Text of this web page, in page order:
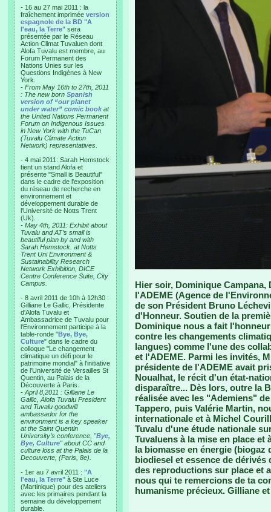
- 16 au 27 mai 2011 : la
fraîchement imprimée version
espagnole de la BD "A
l'eau, la Terre" sera
présentée par le Réseau
Action Climat Tuvaluen dont
Alofa Tuvalu est membre, au
Forum Permanent des
Nations Unies sur les
Questions Indigènes à New
York.
- From May 16th to 27th, 2011
: The new born Spanish
version of “our planet
under water” comic book at
the United Nations Permanent
Forum on Indigenous Issues
in New York with the TuCan
(Tuvalu Climate Action
Network) representatives.
- 4 mai 2011: Sarah Hemstock
tient un stand Alofa et
présente "Small is Beautiful"
dans le cadre de l'exposition
du réseau de recherche en
environnement et
développement durable de
l'Université de Notts Trent
(Uk).
- May 4th, 2011: Exhibit about
Tuvalu and AT’s small is
beautiful plan by and with
Sarah Hemstock. at Notts
Trent Uni Environment &
Sustainability Research
Network Exhibition, DICE
Centre Conference Suite, City
Campus.
- 8 avril 2011 de 10h à 12h30 :
Gilliane Le Gallic, Présidente
d'Alofa Tuvalu et
Ambassadrice de Tuvalu pour
l'Environnement participe à la
table-ronde "Bye, Bye,
Culture" dans le cadre du
colloque "Le changement
climatique un défi pour le
patrimoine mondial" à l'initiative
de l'Université de Versailles St
Quentin, au Palais de la
Découverte à Paris.
- April 8,2011 : Gilliane Le
Gallic, Alofa Tuvalu President
and Tuvalu goodwill
ambassador for the
environment is a key speaker
at the Saint Quentin
University’s conference, "Bye,
Bye, Culture" about CC and
culture loss at the Palais de la
Decouverte, (Paris, 8e).
- 1er au 7 avril 2011 : "A
l'eau, la Terre" à Ste Luce
(Martinique) pour des ateliers
avec les primaires pendant la
semaine du développement
durable.
Hier soir, Dominique
l'ADEME (Agence de
de son Président Bruno
d'Honneur. Soutien de la
Dominique nous a fait
contre les changements
langues) comme l'une des
et l'ADEME. Parmi les invités,
présidente de l'ADEME avait
Noualhat, le récit d'un état-
disparaître... Dès lors, outre la
réalisée avec les "Ademiens"
Tappero, puis Valérie Martin,
internationale et à Michel
Tuvalu d'une étude nationale
Tuvaluens à la mise en place
la biomasse en énergie
biodiesel et essence de
des reproductions sur place et
nous qui te remercions de ta
humanisme précieux. Gilliane